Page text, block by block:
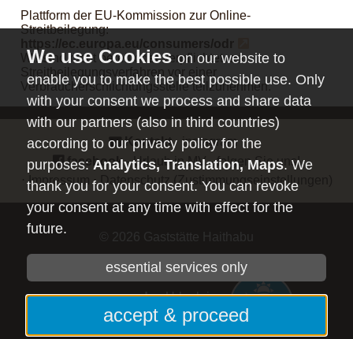
Plattform der EU-Kommission zur Online-
Streitbeilegung:
https://ec.europa.eu/consumers/odr
Wir sind nicht bereit oder verpflichtet, an
Streitbeilegungsverfahren vor einer
Verbraucherschlichtungsstelle teilzunehmen.
© 2026 Gaststätte Haithabu
mvp.de- Urlaub in
Mecklenburg-Vorpommern
Kontakt ⋅ instagram ⋅
facebook- Urlaub in MV - folgen Sie uns!
Impressum ⋅ Datenschutz (Zustimmungseinstellungen)
on our website to
enable you to make the best possible use. Only
with your consent we process and share data
with our partners (also in third countries)
according to our privacy policy for the
purposes: Analytics, Translation, Maps. We
thank you for your consent. You can revoke
your consent at any time with effect for the
future.
essential services only
accept & proceed